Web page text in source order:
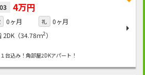
4万円
0ヶ月 礼
0ヶ月
2DK（34.78ｍ2）
込み！角部屋2DKアパート！